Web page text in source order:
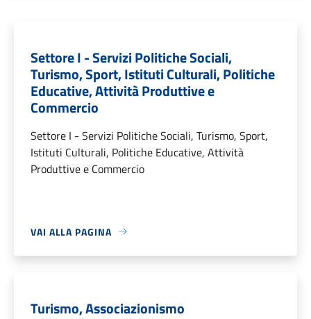
Settore I - Servizi Politiche Sociali,
Turismo, Sport, Istituti Culturali, Politiche
Educative, Attività Produttive e
Commercio
Settore I - Servizi Politiche Sociali, Turismo, Sport,
Istituti Culturali, Politiche Educative, Attività
Produttive e Commercio
VAI ALLA PAGINA
Turismo, Associazionismo